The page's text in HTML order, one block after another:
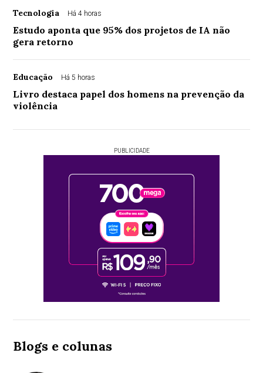
Tecnologia Há 4 horas
Estudo aponta que 95% dos projetos de IA não
gera retorno
Educação Há 5 horas
Livro destaca papel dos homens na prevenção da
violência
PUBLICIDADE
Blogs e colunas